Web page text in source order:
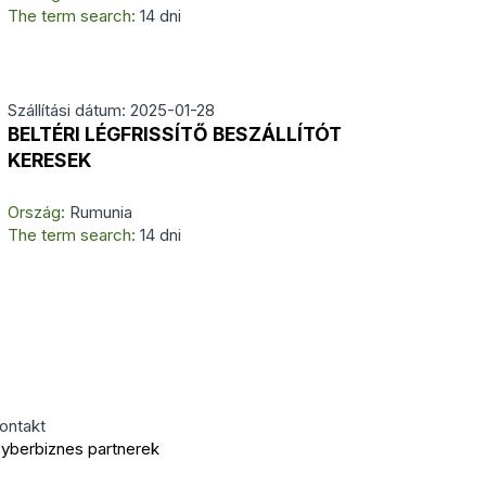
The term search: 14 dni
Szállítási dátum: 2025-01-28
BELTÉRI LÉGFRISSÍTŐ BESZÁLLÍTÓT
KERESEK
Ország: Rumunia
The term search: 14 dni
partnerek